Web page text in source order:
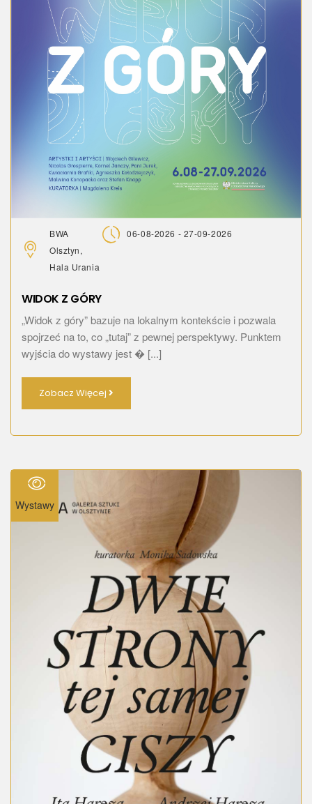
BWA
Olsztyn,
Hala Urania
06-08-2026 - 27-09-2026
WIDOK Z GÓRY
„Widok z góry” bazuje na lokalnym kontekście i pozwala
spojrzeć na to, co „tutaj” z pewnej perspektywy. Punktem
wyjścia do wystawy jest � [...]
Zobacz Więcej
Wystawy